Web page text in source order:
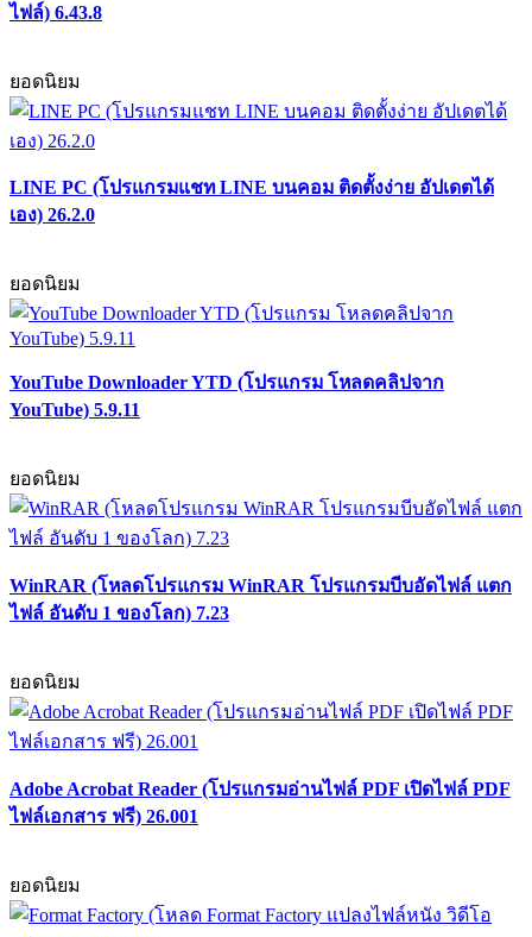
ไฟล์) 6.43.8
ยอดนิยม
LINE PC (โปรแกรมแชท LINE บนคอม ติดตั้งง่าย อัปเดตได้
เอง) 26.2.0
ยอดนิยม
YouTube Downloader YTD (โปรแกรม โหลดคลิปจาก
YouTube) 5.9.11
ยอดนิยม
WinRAR (โหลดโปรแกรม WinRAR โปรแกรมบีบอัดไฟล์ แตก
ไฟล์ อันดับ 1 ของโลก) 7.23
ยอดนิยม
Adobe Acrobat Reader (โปรแกรมอ่านไฟล์ PDF เปิดไฟล์ PDF
ไฟล์เอกสาร ฟรี) 26.001
ยอดนิยม